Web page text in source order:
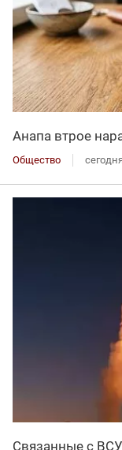
Анапа втрое
Общество
Связанные с